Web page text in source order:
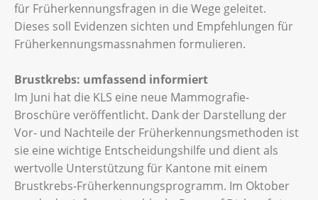
für Früherkennungsfragen in die Wege geleitet.
Dieses soll Evidenzen sichten und Empfehlungen für
Früherkennungsmassnahmen formulieren.
Brustkrebs: umfassend informiert
Im Juni hat die KLS eine neue Mammografie-
Broschüre veröffentlicht. Dank der Darstellung der
Vor- und Nachteile der Früherkennungsmethoden ist
sie eine wichtige Entscheidungshilfe und dient als
wertvolle Unterstützung für Kantone mit einem
Brustkrebs-Früherkennungsprogramm. Im Oktober